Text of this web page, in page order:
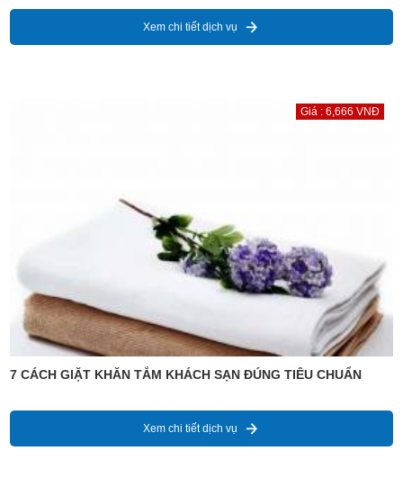
Xem chi tiết dịch vụ
Giá : 6,666 VNĐ
7 CÁCH GIẶT KHĂN TẮM KHÁCH SẠN ĐÚNG TIÊU CHUẨN
Xem chi tiết dịch vụ